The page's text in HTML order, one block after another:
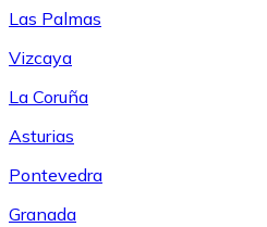
Las Palmas
Vizcaya
La Coruña
Asturias
Pontevedra
Granada